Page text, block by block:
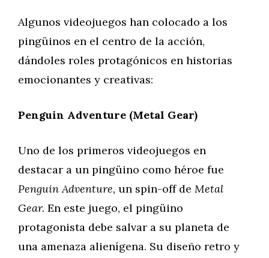
Algunos videojuegos han colocado a los
pingüinos en el centro de la acción,
dándoles roles protagónicos en historias
emocionantes y creativas:
Penguin Adventure (Metal Gear)
Uno de los primeros videojuegos en
destacar a un pingüino como héroe fue
Penguin Adventure, un spin-off de Metal
Gear. En este juego, el pingüino
protagonista debe salvar a su planeta de
una amenaza alienígena. Su diseño retro y